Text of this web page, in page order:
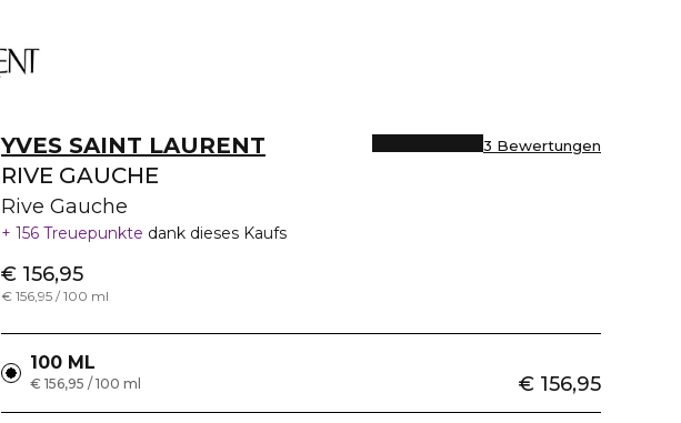
YVES SAINT LAURENT
RIVE GAUCHE
Rive Gauche
3 Bewertungen
156 Treuepunkte dank dieses Kaufs
€ 156,95
€ 156,95 / 100 ml
100 ML
€ 156,95
€ 156,95 / 100 ml